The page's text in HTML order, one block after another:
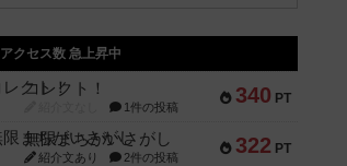
アクセス数 急上昇中
340 PT
コレクト！
1件の投稿
322 PT
無限まちがいさがし
紹介文あり 2件の投稿